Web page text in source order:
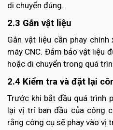
di chuyển đúng.
2.3 Gắn vật liệu
Gắn vật liệu cần phay
máy CNC. Đảm bảo vật liệu
hoặc di chuyển trong quá
2.4 Kiểm tra và đặt lại
Trước khi bắt đầu quá trình
lại vị trí ban đầu của công
rằng công cụ sẽ phay vào vị